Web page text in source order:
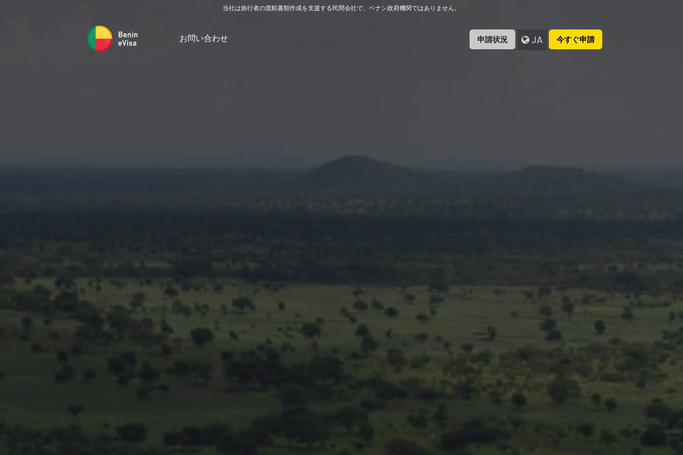
当社は旅行者の渡航書類作成を支援する民間会社で、ベナン政府機関ではありません。
お問い合わせ 申請状況 JA 今すぐ申請